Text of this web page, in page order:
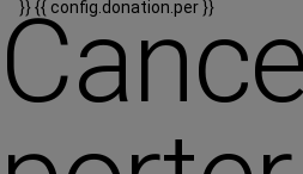
}}{{ config.donation.per }}